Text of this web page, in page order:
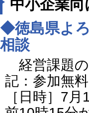
中小企業
◆徳島県よ
相談
経営課題
記：参加無
［日時］7